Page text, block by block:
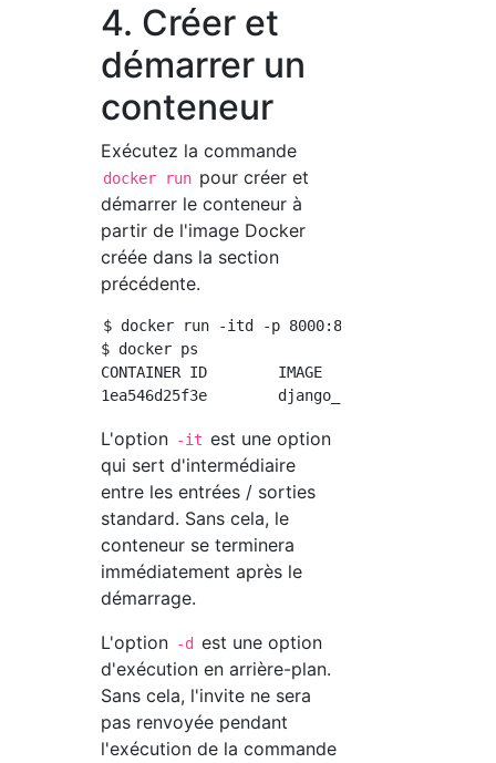
4. Créer et
démarrer un
conteneur
Exécutez la commande
docker run pour créer et
démarrer le conteneur à
partir de l'image Docker
créée dans la section
précédente.
$ docker run -itd -p 8000:8000 -v /Users/
$ docker ps
CONTAINER ID        IMAGE
L'option -it est une option
qui sert d'intermédiaire
entre les entrées / sorties
standard. Sans cela, le
conteneur se terminera
immédiatement après le
démarrage.
L'option -d est une option
d'exécution en arrière-plan.
Sans cela, l'invite ne sera
pas renvoyée pendant
l'exécution de la commande